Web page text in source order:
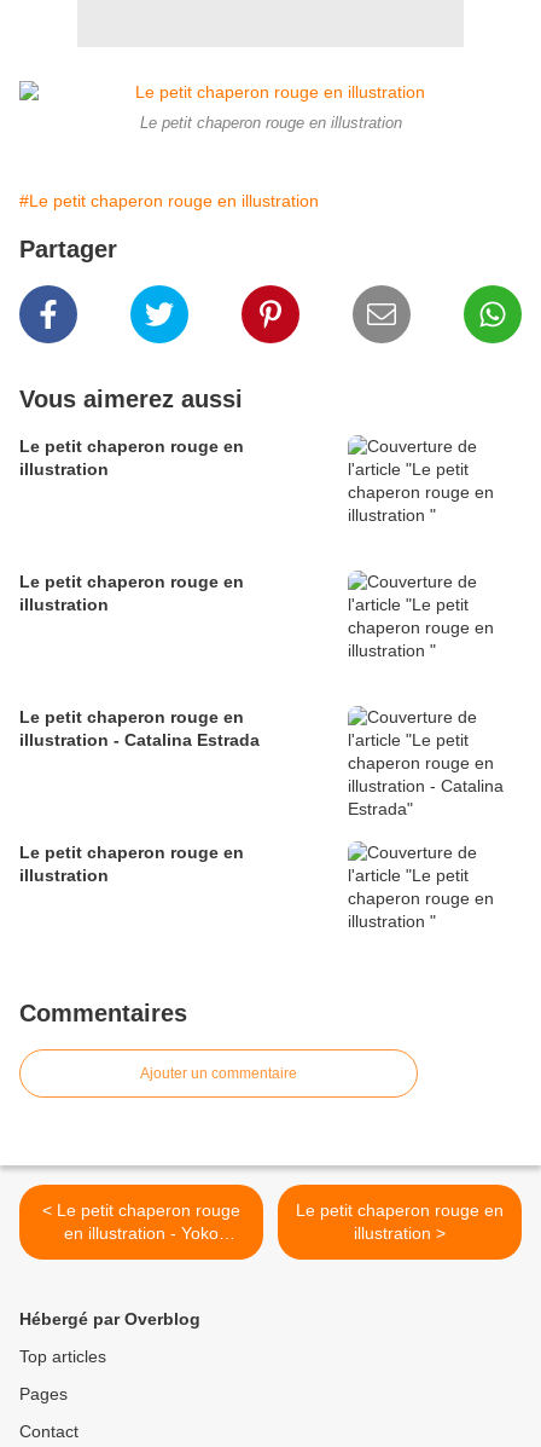
Le petit chaperon rouge en illustration
#Le petit chaperon rouge en illustration
Partager
Vous aimerez aussi
Le petit chaperon rouge en
illustration
Le petit chaperon rouge en
illustration
Le petit chaperon rouge en
illustration - Catalina Estrada
Le petit chaperon rouge en
illustration
Commentaires
Ajouter un commentaire
< Le petit chaperon rouge
en illustration - Yoko
Yamamoto
Le petit chaperon rouge en
illustration >
Hébergé par Overblog
Top articles
Pages
Contact